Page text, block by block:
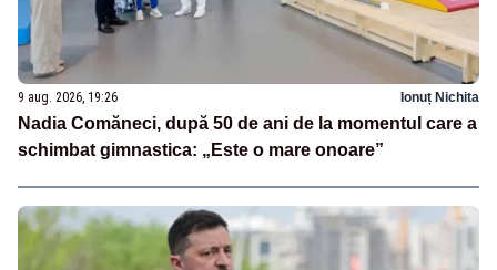
9 aug. 2026, 19:26 Ionuț Nichita
Nadia Comăneci, după 50 de ani de la momentul care a
schimbat gimnastica: „Este o mare onoare”